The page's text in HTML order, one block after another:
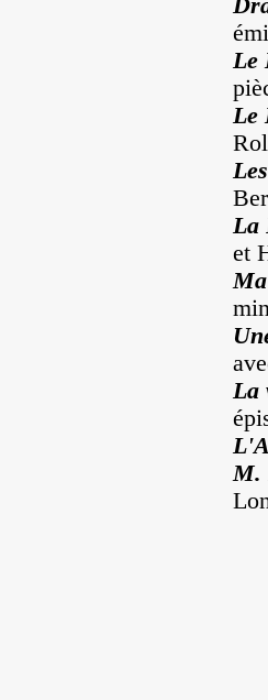
Le
Le
La
et
La
M.